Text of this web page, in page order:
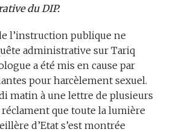
du DIP.
l’instruction publique ne
administrative sur Tariq
a été mis en cause par
pour harcèlement sexuel.
matin à une lettre de plusieurs
que toute la lumière
d’Etat s’est montrée